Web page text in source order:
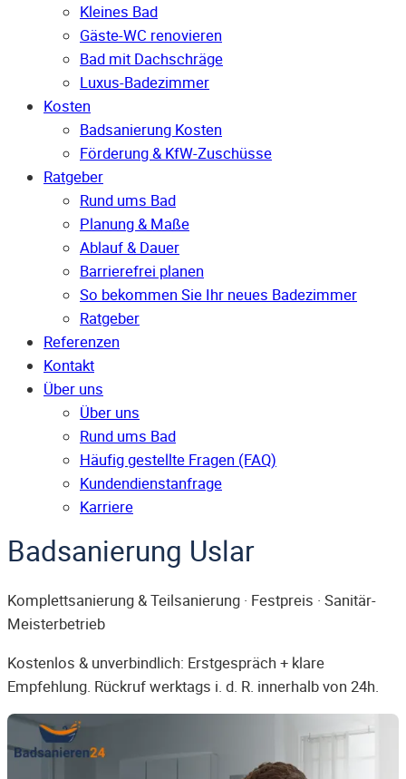
Kleines Bad
Gäste-WC renovieren
Bad mit Dachschräge
Luxus-Badezimmer
Kosten
Badsanierung Kosten
Förderung & KfW-Zuschüsse
Ratgeber
Rund ums Bad
Planung & Maße
Ablauf & Dauer
Barrierefrei planen
So bekommen Sie Ihr neues Badezimmer
Ratgeber
Referenzen
Kontakt
Über uns
Über uns
Rund ums Bad
Häufig gestellte Fragen (FAQ)
Kunden­dienst­anfrage
Karriere
Badsanierung Uslar
Komplettsanierung & Teilsanierung · Festpreis · Sanitär-
Meisterbetrieb
Kostenlos & unverbindlich: Erstgespräch + klare
Empfehlung. Rückruf werktags i. d. R. innerhalb von 24h.